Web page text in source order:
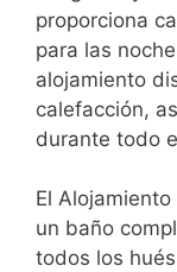
proporciona
para las
alojamiento
calefacción,
durante todo
El
un baño
todos los